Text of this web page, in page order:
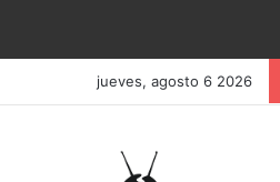
jueves, agosto 6 2026